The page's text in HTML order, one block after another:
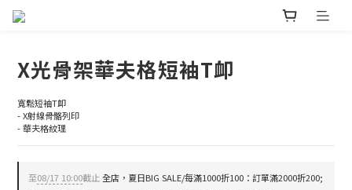
X光骨架華夫格短袖T卹
寬鬆短袖T卹
- X射線骨骼列印
- 華夫格紋理
至08/17 10:00截止全店，夏日BIG SALE/每滿1000折100：訂單滿2000折200;